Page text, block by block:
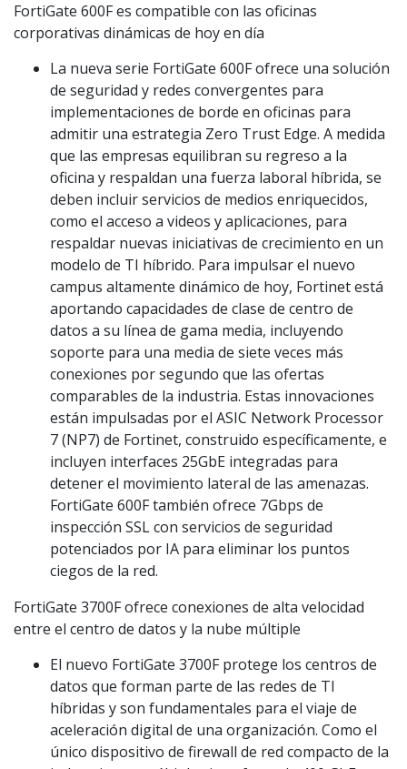
FortiGate 600F es compatible con las oficinas
corporativas dinámicas de hoy en día
La nueva serie FortiGate 600F ofrece una solución
de seguridad y redes convergentes para
implementaciones de borde en oficinas para
admitir una estrategia Zero Trust Edge. A medida
que las empresas equilibran su regreso a la
oficina y respaldan una fuerza laboral híbrida, se
deben incluir servicios de medios enriquecidos,
como el acceso a videos y aplicaciones, para
respaldar nuevas iniciativas de crecimiento en un
modelo de TI híbrido. Para impulsar el nuevo
campus altamente dinámico de hoy, Fortinet está
aportando capacidades de clase de centro de
datos a su línea de gama media, incluyendo
soporte para una media de siete veces más
conexiones por segundo que las ofertas
comparables de la industria. Estas innovaciones
están impulsadas por el ASIC Network Processor
7 (NP7) de Fortinet, construido específicamente, e
incluyen interfaces 25GbE integradas para
detener el movimiento lateral de las amenazas.
FortiGate 600F también ofrece 7Gbps de
inspección SSL con servicios de seguridad
potenciados por IA para eliminar los puntos
ciegos de la red.
FortiGate 3700F ofrece conexiones de alta velocidad
entre el centro de datos y la nube múltiple
El nuevo FortiGate 3700F protege los centros de
datos que forman parte de las redes de TI
híbridas y son fundamentales para el viaje de
aceleración digital de una organización. Como el
único dispositivo de firewall de red compacto de la